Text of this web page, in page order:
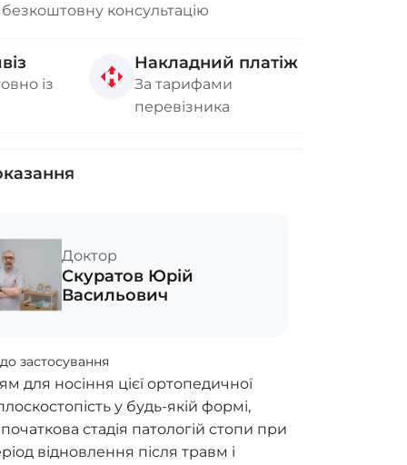
консультацію
із
Накладний платіж
За тарифами
перевізника
Доктор
Скуратов Юрій
Васильович
застосування
для носіння цієї ортопедичної
у будь-якій формі,
початкова стадія патологій стопи при
відновлення після травм і